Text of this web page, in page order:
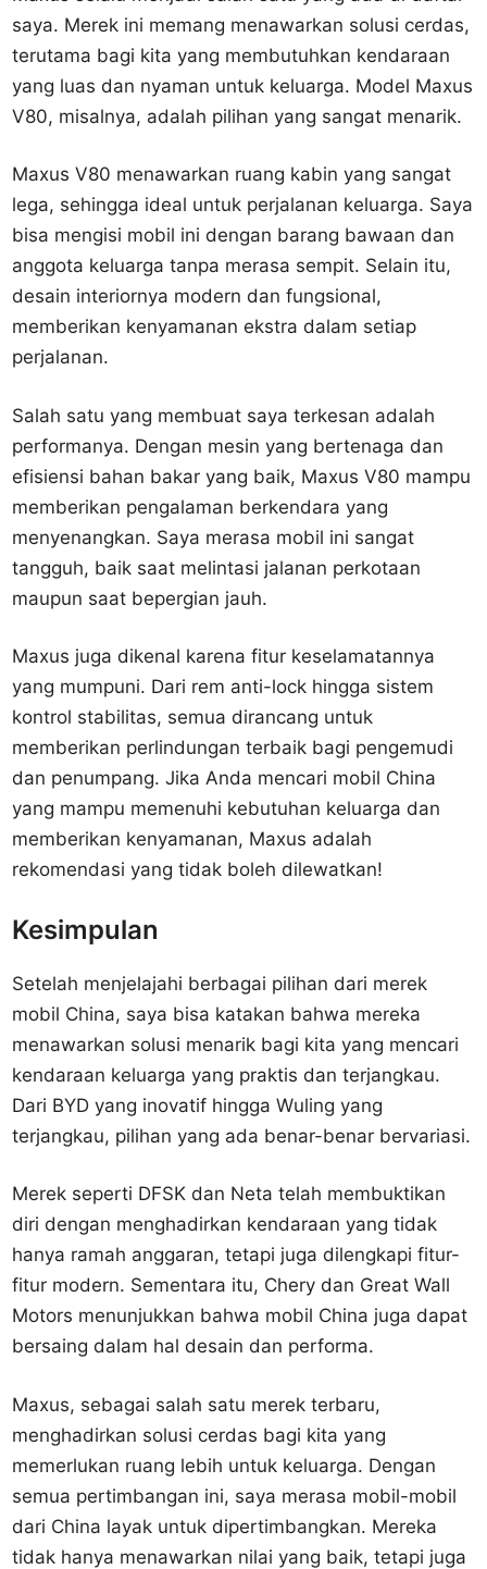
saya. Merek ini memang menawarkan solusi cerdas,
terutama bagi kita yang membutuhkan kendaraan
yang luas dan nyaman untuk keluarga. Model Maxus
V80, misalnya, adalah pilihan yang sangat menarik.
Maxus V80 menawarkan ruang kabin yang sangat
lega, sehingga ideal untuk perjalanan keluarga. Saya
bisa mengisi mobil ini dengan barang bawaan dan
anggota keluarga tanpa merasa sempit. Selain itu,
desain interiornya modern dan fungsional,
memberikan kenyamanan ekstra dalam setiap
perjalanan.
Salah satu yang membuat saya terkesan adalah
performanya. Dengan mesin yang bertenaga dan
efisiensi bahan bakar yang baik, Maxus V80 mampu
memberikan pengalaman berkendara yang
menyenangkan. Saya merasa mobil ini sangat
tangguh, baik saat melintasi jalanan perkotaan
maupun saat bepergian jauh.
Maxus juga dikenal karena fitur keselamatannya
yang mumpuni. Dari rem anti-lock hingga sistem
kontrol stabilitas, semua dirancang untuk
memberikan perlindungan terbaik bagi pengemudi
dan penumpang. Jika Anda mencari mobil China
yang mampu memenuhi kebutuhan keluarga dan
memberikan kenyamanan, Maxus adalah
rekomendasi yang tidak boleh dilewatkan!
Kesimpulan
Setelah menjelajahi berbagai pilihan dari merek
mobil China, saya bisa katakan bahwa mereka
menawarkan solusi menarik bagi kita yang mencari
kendaraan keluarga yang praktis dan terjangkau.
Dari BYD yang inovatif hingga Wuling yang
terjangkau, pilihan yang ada benar-benar bervariasi.
Merek seperti DFSK dan Neta telah membuktikan
diri dengan menghadirkan kendaraan yang tidak
hanya ramah anggaran, tetapi juga dilengkapi fitur-
fitur modern. Sementara itu, Chery dan Great Wall
Motors menunjukkan bahwa mobil China juga dapat
bersaing dalam hal desain dan performa.
Maxus, sebagai salah satu merek terbaru,
menghadirkan solusi cerdas bagi kita yang
memerlukan ruang lebih untuk keluarga. Dengan
semua pertimbangan ini, saya merasa mobil-mobil
dari China layak untuk dipertimbangkan. Mereka
tidak hanya menawarkan nilai yang baik, tetapi juga